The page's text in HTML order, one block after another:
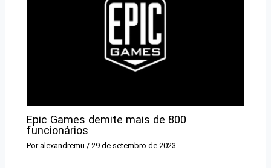
Epic Games demite mais de 800
funcionários
Por alexandremu / 29 de setembro de 2023